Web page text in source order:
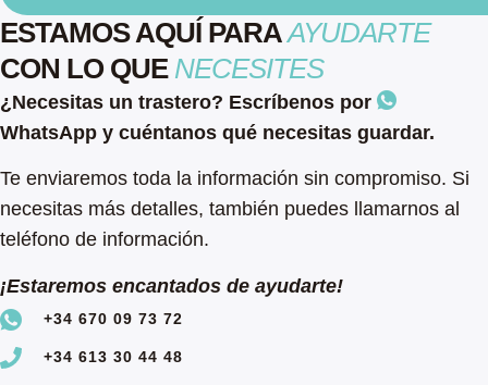
ESTAMOS AQUÍ PARAAYUDARTE
CON LO QUE NECESITES
¿Necesitas un trastero? Escríbenos por
WhatsApp y cuéntanos qué necesitas guardar.
Te enviaremos toda la información sin compromiso. Si
necesitas más detalles, también puedes llamarnos al
teléfono de información.
¡Estaremos encantados de ayudarte!
+34 670 09 73 72
+34 613 30 44 48